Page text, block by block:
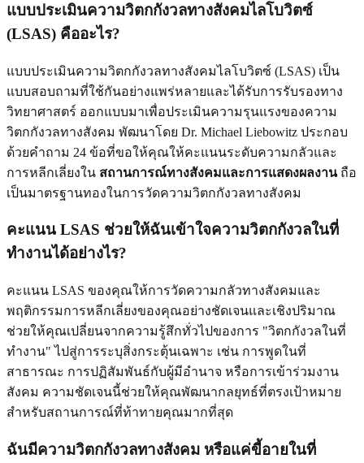
แบบประเมินความวิตกกังวลทางสังคมไลโบวิตซ์
(LSAS) คืออะไร?
แบบประเมินความวิตกกังวลทางสังคมไลโบวิตซ์ (LSAS) เป็น
แบบสอบถามที่ใช้กันอย่างแพร่หลายและได้รับการรับรองทาง
วิทยาศาสตร์ ออกแบบมาเพื่อประเมินความรุนแรงของความ
วิตกกังวลทางสังคม พัฒนาโดย Dr. Michael Liebowitz ประกอบ
ด้วยคำถาม 24 ข้อที่ขอให้คุณให้คะแนนระดับความกลัวและ
การหลีกเลี่ยงใน สถานการณ์ทางสังคมและการแสดงผลงานถือ
เป็นมาตรฐานทองในการวัดความวิตกกังวลทางสังคม
คะแนน LSAS ช่วยให้ฉันเข้าใจความวิตกกังวลในที่
ทำงานได้อย่างไร?
คะแนน LSAS ของคุณให้การวัดความกลัวทางสังคมและ
พฤติกรรมการหลีกเลี่ยงของคุณอย่างชัดเจนและเชิงปริมาณ
ช่วยให้คุณเปลี่ยนจากความรู้สึกทั่วไปของการ "วิตกกังวลในที่
ทำงาน" ไปสู่การระบุสิ่งกระตุ้นเฉพาะ เช่น การพูดในที่
สาธารณะ การปฏิสัมพันธ์กับผู้มีอำนาจ หรือการเข้าร่วมงาน
สังคม ความชัดเจนนี้ช่วยให้คุณพัฒนากลยุทธ์ที่ตรงเป้าหมาย
สำหรับสถานการณ์ที่ท้าทายคุณมากที่สุด
ฉันมีความวิตกกังวลทางสังคม หรือแค่ขี้อายในที่